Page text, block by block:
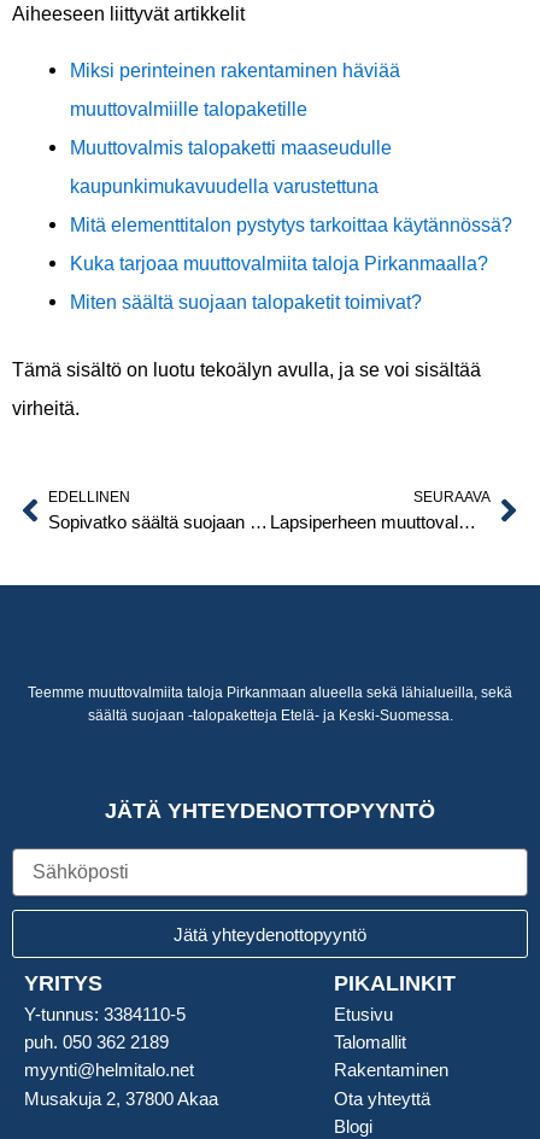
Aiheeseen liittyvät artikkelit
Miksi perinteinen rakentaminen häviää
muuttovalmiille talopaketille
Muuttovalmis talopaketti maaseudulle
kaupunkimukavuudella varustettuna
Mitä elementtitalon pystytys tarkoittaa käytännössä?
Kuka tarjoaa muuttovalmiita taloja Pirkanmaalla?
Miten säältä suojaan talopaketit toimivat?
Tämä sisältö on luotu tekoälyn avulla, ja se voi sisältää
virheitä.
Prev
EDELLINEN
Sopivatko säältä suojaan talopaketit omatoimirakentajille?
SEURAAVA
Lapsiperheen muuttovalmis talo Pirkanmaalla
Teemme muuttovalmiita taloja Pirkanmaan alueella sekä lähialueilla, sekä
säältä suojaan -talopaketteja Etelä- ja Keski-Suomessa.
JÄTÄ YHTEYDENOTTOPYYNTÖ
Sähköposti
Jätä yhteydenottopyyntö
YRITYS
Y-tunnus: 3384110-5
puh. 050 362 2189
myynti@helmitalo.net
Musakuja 2, 37800 Akaa
PIKALINKIT
Etusivu
Talomallit
Rakentaminen
Ota yhteyttä
Blogi